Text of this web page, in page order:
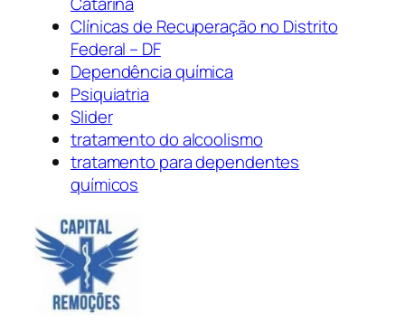
Clínicas de Recuperação no Distrito
Federal – DF
Dependência química
Psiquiatria
Slider
tratamento do alcoolismo
tratamento para dependentes
químicos